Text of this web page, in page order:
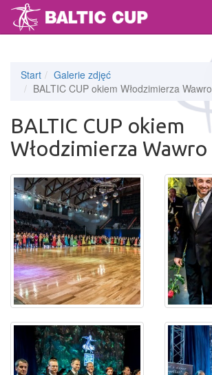
Start
Galerie zdjęć
BALTIC CUP okiem Włodzimierza Wawro
BALTIC CUP okiem
Włodzimierza Wawro